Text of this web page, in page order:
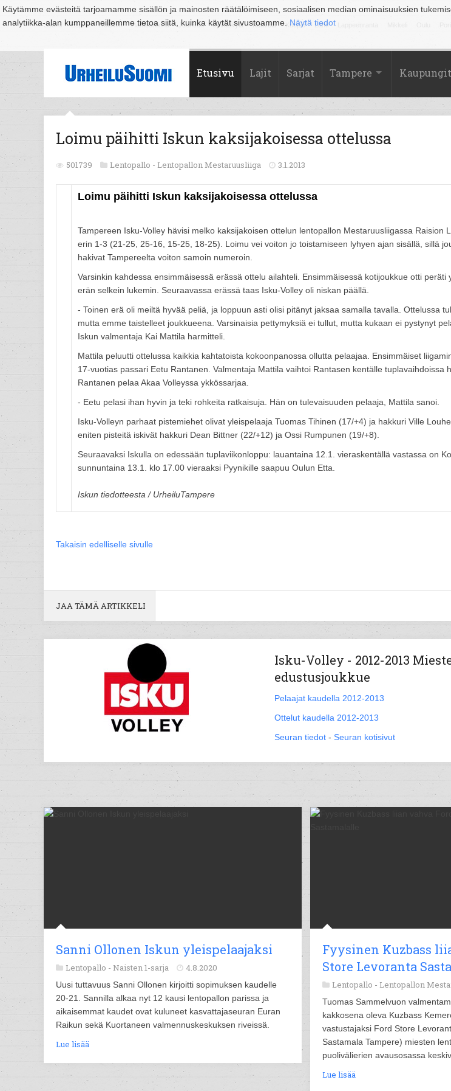
Käytämme evästeitä tarjoamamme sisällön ja mainosten räätälöimiseen, sosiaalisen median ominaisuuksien
analytiikka-alan kumppaneillemme tietoa siitä, kuinka käytät sivustoamme. Näytä tiedot
Suomi Espoo Helsinki Hämeenlinna Joensuu Jyväskylä Kouvola Kuopio Lahti
Etusivu Lajit Sarjat Tampere Kaupungit
Loimu päihitti Iskun kaksijakoisessa ottelussa
501739 Lentopallo - Lentopallon Mestaruusliiga 3.1.2013
Loimu päihitti Iskun kaksijakoisessa ottelussa
Tampereen Isku-Volley hävisi melko kaksijakoisen ottelun lentopallon Mestaruusliigassa Raision
erin 1-3 (21-25, 25-16, 15-25, 18-25). Loimu vei voiton jo toistamiseen lyhyen ajan sisällä, sillä
hakivat Tampereelta voiton samoin numeroin.
Varsinkin kahdessa ensimmäisessä erässä ottelu ailahteli. Ensimmäisessä kotijoukkue otti peräti
erän selkein lukemin. Seuraavassa erässä taas Isku-Volley oli niskan päällä.
- Toinen erä oli meiltä hyvää peliä, ja loppuun asti olisi pitänyt jaksaa samalla tavalla. Ottelussa
mutta emme taistelleet joukkueena. Varsinaisia pettymyksiä ei tullut, mutta kukaan ei pystynyt
Iskun valmentaja Kai Mattila harmitteli.
Mattila peluutti ottelussa kaikkia kahtatoista kokoonpanossa ollutta pelaajaa. Ensimmäiset
17-vuotias passari Eetu Rantanen. Valmentaja Mattila vaihtoi Rantasen kentälle tuplavaihdoissa
Rantanen pelaa Akaa Volleyssa ykkössarjaa.
- Eetu pelasi ihan hyvin ja teki rohkeita ratkaisuja. Hän on tulevaisuuden pelaaja, Mattila sanoi.
Isku-Volleyn parhaat pistemiehet olivat yleispelaaja Tuomas Tihinen (17/+4) ja hakkuri Ville
eniten pisteitä iskivät hakkuri Dean Bittner (22/+12) ja Ossi Rumpunen (19/+8).
Seuraavaksi Iskulla on edessään tuplaviikonloppu: lauantaina 12.1. vieraskentällä vastassa on
sunnuntaina 13.1. klo 17.00 vieraaksi Pyynikille saapuu Oulun Etta.
Iskun tiedotteesta / UrheiluTampere
Takaisin edelliselle sivulle
JAA TÄMÄ ARTIKKELI
Isku-Volley - 2012-2013
edustusjoukkue
Pelaajat kaudella 2012-2013
Ottelut kaudella 2012-2013
Seuran tiedot - Seuran kotisivut
Sanni Ollonen Iskun yleispelaajaksi
Lentopallo - Naisten 1-sarja 4.8.2020
Uusi tuttavuus Sanni Ollonen kirjoitti sopimuksen kaudelle
20-21. Sannilla alkaa nyt 12 kausi lentopallon parissa ja
aikaisemmat kaudet ovat kuluneet kasvattajaseuran Euran
Raikun sekä Kuortaneen valmennuskeskuksen riveissä.
Lue lisää
Fyysinen Kuzbass
Store Levoranta
Lentopallo - Lentopallon
Tuomas Sammelvuon
kakkosena oleva Kuzbass
vastustajaksi Ford Store
Sastamala Tampere) miesten
puolivälierien avausosassa
Lue lisää